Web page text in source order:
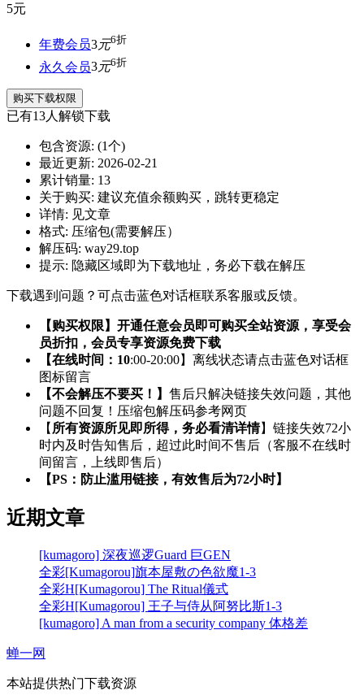
5元
年费会员3元6折
永久会员3元6折
购买下载权限
已有13人解锁下载
包含资源: (1个)
最近更新: 2026-02-21
累计销量: 13
关于购买: 建议充值余额购买，跳转更稳定
详情: 见文章
格式: 压缩包(需要解压）
解压码: way29.top
提示: 隐藏区域即为下载地址，务必下载在解压
下载遇到问题？可点击蓝色对话框联系客服或反馈。
【购买权限】开通任意会员即可购买全站资源，享受会
员折扣，会员专享资源免费下载
【在线时间：10:00-20:00】离线状态请点击蓝色对话框
图标留言
【不会解压不要买！】 售后只解决链接失效问题，其他
问题不回复！压缩包解压码参考网页
【 所有资源所见即所得，务必看清详情】链接失效72小
时内及时告知售后，超过此时间不售后（客服不在线时
间留言，上线即售后）
【PS：防止滥用链接，有效售后为72小时】
近期文章
[kumagoro] 深夜巡逻Guard 巨GEN
全彩[Kumagorou]旗本屋敷の色欲魔1-3
全彩H[Kumagorou] The Ritual儀式
全彩H[Kumagorou] 王子与侍从阿努比斯1-3
[kumagoro] A man from a security company 体格差
蝉一网
本站提供热门下载资源